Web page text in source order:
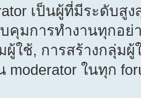
เป็นผู้ที่มีระดับสู
คุมการทำงานทุกอย่
ผู้ใช้, การสร้างกลุ่ม
moderator ในทุก